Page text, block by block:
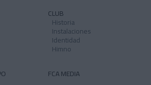
CLUB
Historia
Instalaciones
Identidad
Himno
FCA MEDIA